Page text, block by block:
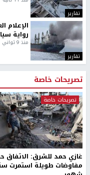
تقارير
تقارير
رواية
منذ 9 ثواني
تصريحات خاصة
تصريحات خاصة
غازي حمد للشرق: الاتفاق
مفاوضات طويلة استمرت